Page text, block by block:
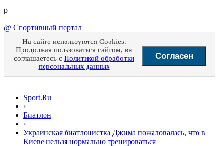
p
@ Спортивный портал
На сайте используются Cookies.
Продолжая пользоваться сайтом, вы
соглашаетесь с Политикой обработки
персональных данных
Согласен
Sport.Ru
›
Биатлон
›
Украинская биатлонистка Джима пожаловалась, что в
Киеве нельзя нормально тренироваться